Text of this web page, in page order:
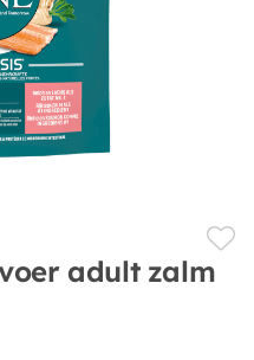
adult zalm